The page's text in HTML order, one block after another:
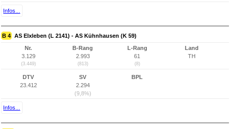
Infos...
B 4 AS Elxleben (L 2141) - AS Kühnhausen (K 59)
Nr.
3.129
(3.449)
B-Rang
2.993
(813)
L-Rang
61
(8)
Land
TH
DTV
23.412
SV
2.294
(9,8%)
BPL
Infos...